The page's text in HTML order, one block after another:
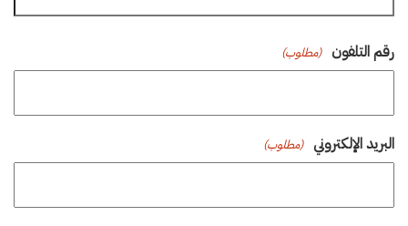
رقم التلفون (مطلوب)
البريد الإلكتروني (مطلوب)